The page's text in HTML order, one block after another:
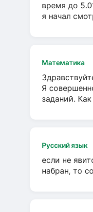
время до
я начал
Математика
Я
заданий.
Русский язык
если не
набран, то